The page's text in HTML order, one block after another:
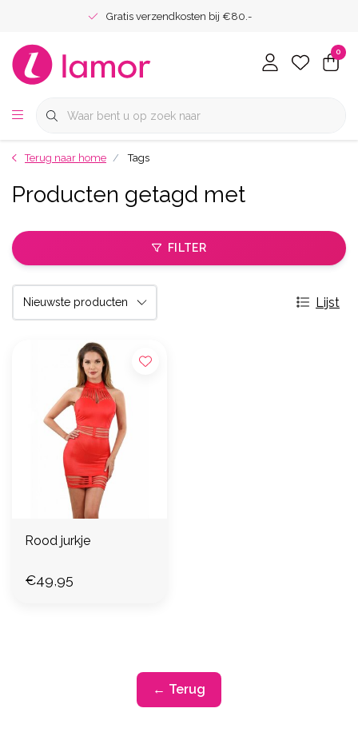
Gratis verzendkosten bij €80.-
0
Terug naar home Tags
Producten getagd met
FILTER
Lijst
Rood jurkje
€49,95
← Terug